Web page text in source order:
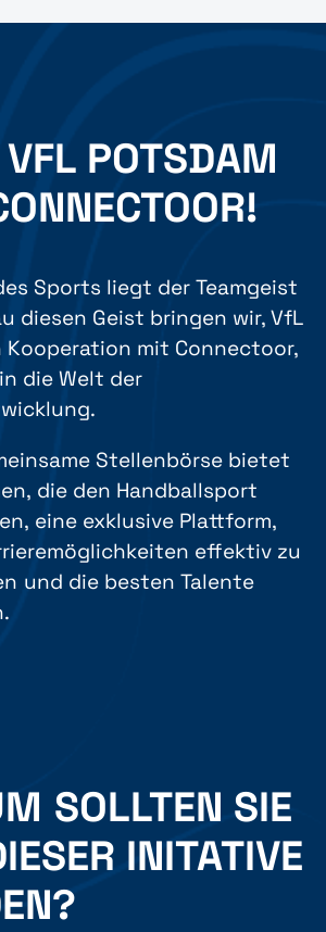
POTSDAM
Sports liegt der Teamgeist
diesen Geist bringen wir, VfL
Kooperation mit Connectoor,
die Welt der
Stellenbörse bietet
die den Handballsport
eine exklusive Plattform,
effektiv zu
und die besten Talente
SOLLTEN SIE
INITATIVE